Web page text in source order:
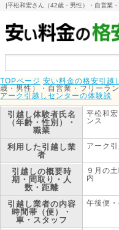
|平松和宏さん（42歳・男性）・自営業
TOPページ 安い料金の格安引越
歳・男性）・自営業・フリーラ
アーク引越しセンターの体験談
引越し体験者 氏名
（年齢・性別）・
職業
平松和
ンス
利用した引越し業
者
アーク
引越しの概要時
期・間取り・人
数・距離
９月の
内
引越し業者の内容
時間帯（便）・
車・スタッフ
午後便